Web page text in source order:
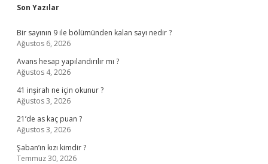
Sidebar
Son Yazılar
Bir sayının 9 ile bölümünden kalan sayı nedir ?
Ağustos 6, 2026
Avans hesap yapılandırılır mı ?
Ağustos 4, 2026
41 inşirah ne için okunur ?
Ağustos 3, 2026
21’de as kaç puan ?
Ağustos 3, 2026
Şaban’ın kızı kimdir ?
Temmuz 30, 2026